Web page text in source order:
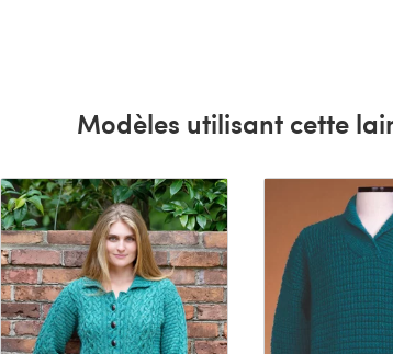
Modèles utilisant cette